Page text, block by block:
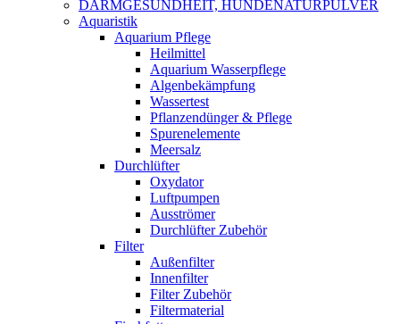
DARMGESUNDHEIT, HUNDENATURPULVER
Aquaristik
Aquarium Pflege
Heilmittel
Aquarium Wasserpflege
Algenbekämpfung
Wassertest
Pflanzendünger & Pflege
Spurenelemente
Meersalz
Durchlüfter
Oxydator
Luftpumpen
Ausströmer
Durchlüfter Zubehör
Filter
Außenfilter
Innenfilter
Filter Zubehör
Filtermaterial